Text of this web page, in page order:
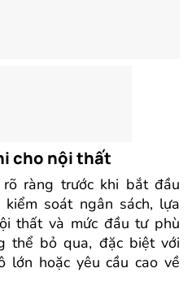
cho nội thất
ràng trước khi bắt đầu
soát ngân sách, lựa
thất và mức đầu tư phù
thể bỏ qua, đặc biệt với
lớn hoặc yêu cầu cao về